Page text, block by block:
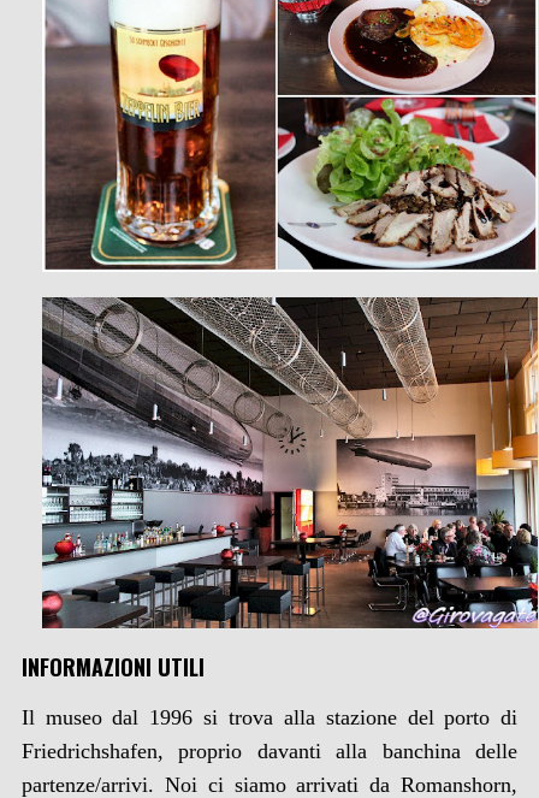
INFORMAZIONI UTILI
Il museo dal 1996 si trova alla stazione del porto di
Friedrichshafen, proprio davanti alla banchina delle
partenze/arrivi. Noi ci siamo arrivati da Romanshorn,